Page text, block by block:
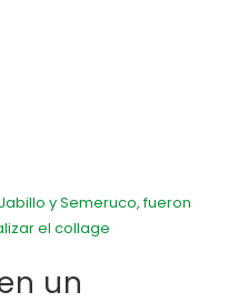
y Semeruco, fueron
el collage
un